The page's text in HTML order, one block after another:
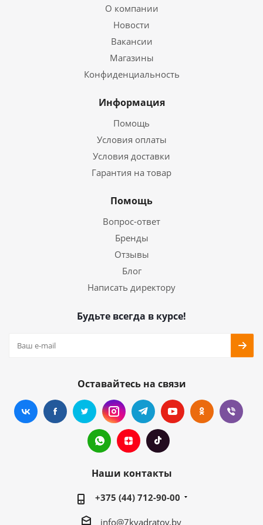
О компании
Новости
Вакансии
Магазины
Конфиденциальность
Информация
Помощь
Условия оплаты
Условия доставки
Гарантия на товар
Помощь
Вопрос-ответ
Бренды
Отзывы
Блог
Написать директору
Будьте всегда в курсе!
Оставайтесь на связи
Наши контакты
+375 (44) 712-90-00
info@7kvadratov.by